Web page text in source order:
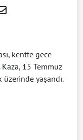
kentte gece
15 Temmuz
yaşandı.